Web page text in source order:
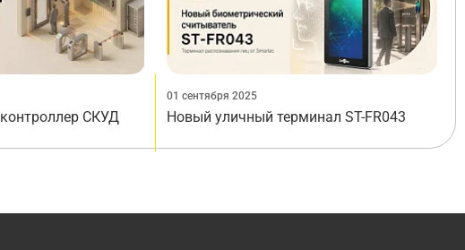
СКУД
01 сентября 2025
Новый уличный терминал ST-FR043